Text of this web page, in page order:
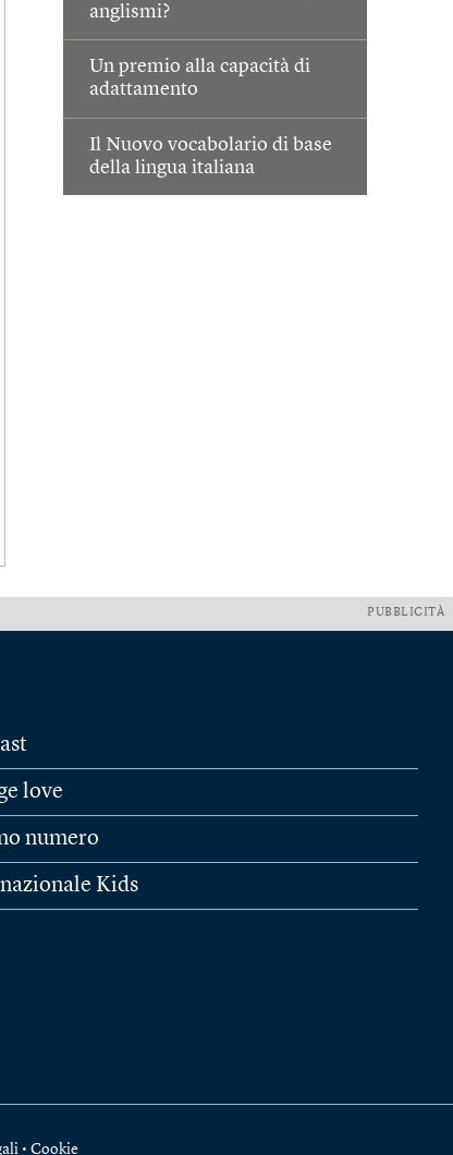
anglismi?
Un premio alla capacità di
adattamento
Il Nuovo vocabolario di base
della lingua italiana
PUBBLICITÀ
love
numero
Kids
• Cookie